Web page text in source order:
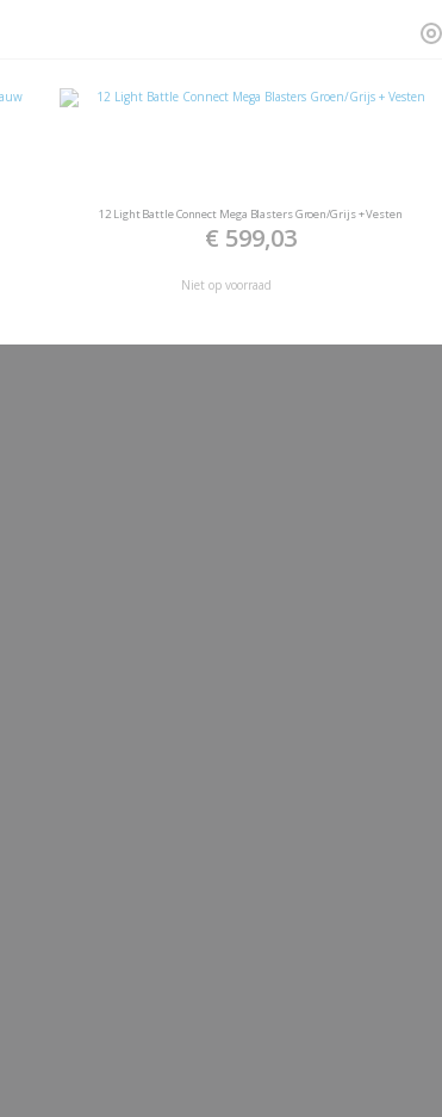
12 Light Battle Connect Mega Blasters Groen/Grijs + Vesten
€ 599,03
Niet op voorraad